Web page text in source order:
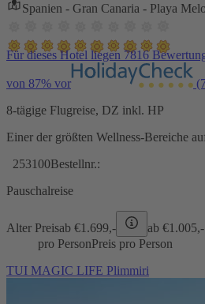
Spanien - Gran Canaria - Playa
Für dieses Hotel liegen 7816
von 87% vor
8-tägige Flugreise, DZ inkl. HP
Einer der größten Wellness-Bereiche
253100Bestellnr.:
Pauschalreise
Alter Preisab €1.699,- ab €1.005,-
pro PersonPreis pro Person
TUI MAGIC LIFE Plimmiri